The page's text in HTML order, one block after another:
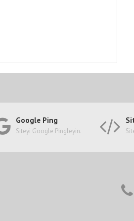
Google Ping
Siteyi Google Pingleyin.